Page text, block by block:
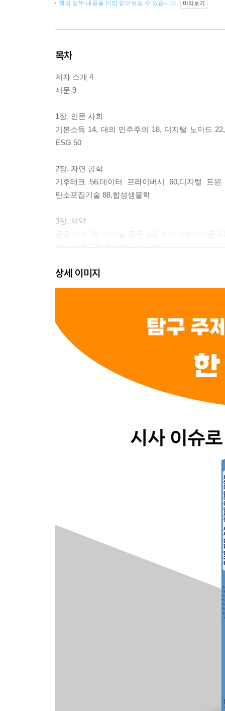
책의 일부 내용을 미리 읽어보실 수 있습니다. 미리보기
목차
저자 소개 4
서문 9
1장. 인문 사회
기본소득 14, 대의 민주주의 18, 디지털 노마드
ESG 50
2장. 자연 공학
기후테크 56,데이터 프라이버시 60,디지털 트
탄소포집기술 88,합성생물학
3장. 의약
정밀 의학 130, 항생제 내성 134
4장. 예술 체육
공공미술 140, 기술 도핑 144, 디지털 리마스터링
5장. 교육
교육 불평등 182, 다문화 교육 186, 디지털 시민
인재 214, 하이브리드 러닝 218
상세 이미지